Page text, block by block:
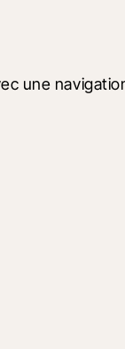
une